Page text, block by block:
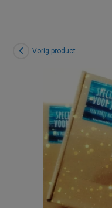
Vorig product